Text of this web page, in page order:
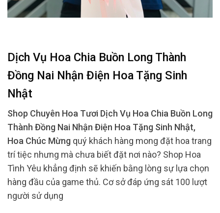
Dịch Vụ Hoa Chia Buồn Long Thành
Đồng Nai Nhận Điện Hoa Tặng Sinh
Nhật
Shop Chuyên Hoa Tươi Dịch Vụ Hoa Chia Buồn Long
Thành Đồng Nai Nhận Điện Hoa Tặng Sinh Nhật,
Hoa Chúc Mừng quý khách hàng mong đặt hoa trang
trí tiệc nhưng mà chưa biết đặt nơi nào? Shop Hoa
Tình Yêu khẳng định sẽ khiến bằng lòng sự lựa chọn
hàng đầu của game thủ. Cơ sở đáp ứng sát 100 lượt
người sử dụng